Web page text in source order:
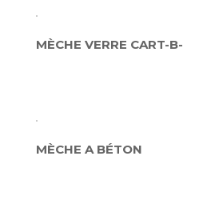
MÈCHE VERRE CART-B-
MÈCHE A BÉTON